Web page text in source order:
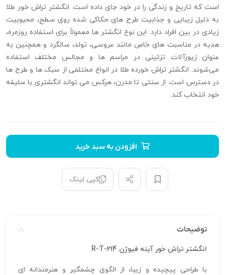
است که تاریخ و زندگی را در خود جای داده است. انگشتر تراش‌ خور طلا
به دلیل زیبایی و جذابیت طرح‌ های حکاکی شده روی سطح، محبوبیت
زیادی در بین افراد دارد. این نوع انگشتر ها معمولاً برای استفاده روزمره،
هدیه‌ در مناسبت‌ های خاص مانند عروسی، تولد، سالگرد و همچنین به
عنوان زیورآلات تزئینی در مراسم‌ ها و مجالس مختلف استفاده
می‌شوند. انگشتر تراش خورده طلا در انواع مختلفی از سبک‌ ها و طرح‌ ها
در دسترس است. از سنتی تا مدرن، هرکس می‌ تواند انگشتری با سلیقه
خود انتخاب کند.
افزودن به سبد خرید
کپی لینک
توضیحات
انگشتر تراش خور آینه فیوژن R-T-214
با طراحی پیچیده و زیبا، از الگوی چشمگیر و هنرمندانه‌ ای